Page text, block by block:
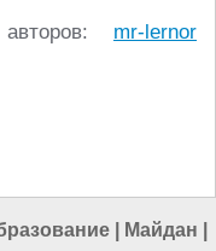
mr-lernor
Майдан